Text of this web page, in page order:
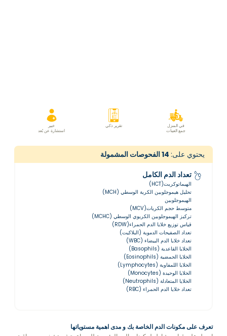
في المنزل
جمع العينات
تقرير ذكي
خبير
استشارة عن بُعد
يحتوي على: 14الفحوصات المشمولة
تعداد الدم الكامل
الهيماتوكريت(HCT)
تحليل هيموجلوبين الكرية الوسطي (MCH)
الهيموجلوبين
متوسط حجم الكريات(MCV)
تركيز الهيموجلوبين الكريوي الوسطي (MCHC)
قياس توزيع خلايا الدم الحمراء(RDW)
تعداد الصفيحات الدموية (البلاكيت)
تعداد خلايا الدم البيضاء (WBC)
الخلايا القاعدية (Basophils)
الخلايا الحمضية (Eosinophils)
الخلايا اللمفاوية (Lymphocytes)
الخلايا الوحيدة (Monocytes)
الخلايا المتعادلة (Neutrophils)
تعداد خلايا الدم الحمراء (RBC)
تعرف على مكونات الدم الخاصة بك و مدى اهمية مستوياتها